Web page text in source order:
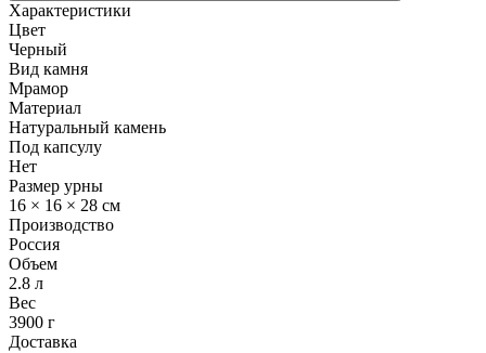
Характеристики
Цвет
Черный
Вид камня
Мрамор
Материал
Натуральный камень
Под капсулу
Нет
Размер урны
16 × 16 × 28 см
Производство
Россия
Объем
2.8 л
Вес
3900 г
Доставка